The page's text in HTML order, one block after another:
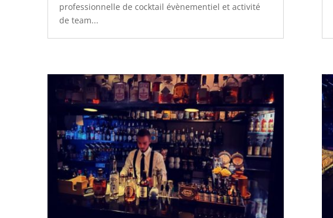
professionnelle de cocktail évènementiel et activité
de team...